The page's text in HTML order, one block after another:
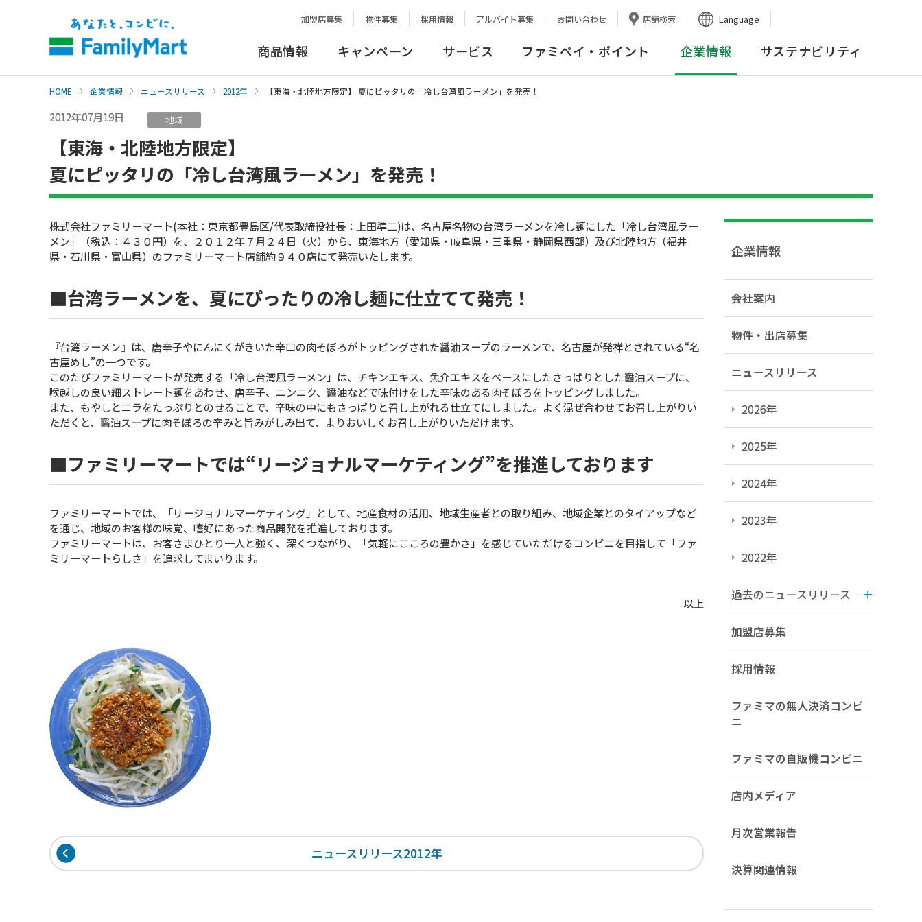
加盟店募集 物件募集 採用情報 アルバイト募集 お問い合わせ 店舗検索 Language
商品情報 キャンペーン サービス ファミペイ・ポイント 企業情報 サステナビリティ
HOME 企業情報 ニュースリリース 2012年 【東海・北陸地方限定】 夏にピッタリの「冷し台湾風ラーメン」を発売！
2012年07月19日 地域
【東海・北陸地方限定】
夏にピッタリの「冷し台湾風ラーメン」を発売！
株式会社ファミリーマート(本社：東京都豊島区/代表取締役社長：上田準二)は、名古屋名物の台湾ラーメンを冷し麺にした「冷し台湾風ラー
メン」（税込：４３０円）を、２０１２年７月２４日（火）から、東海地方（愛知県・岐阜県・三重県・静岡県西部）及び北陸地方（福井
県・石川県・富山県）のファミリーマート店舗約９４０店にて発売いたします。
■台湾ラーメンを、夏にぴったりの冷し麺に仕立てて発売！
『台湾ラーメン』は、唐辛子やにんにくがきいた辛口の肉そぼろがトッピングされた醤油スープのラーメンで、名古屋が発祥とされている“名
古屋めし”の一つです。
このたびファミリーマートが発売する「冷し台湾風ラーメン」は、チキンエキス、魚介エキスをベースにしたさっぱりとした醤油スープに、
喉越しの良い細ストレート麺をあわせ、唐辛子、ニンニク、醤油などで味付けをした辛味のある肉そぼろをトッピングしました。
また、もやしとニラをたっぷりとのせることで、辛味の中にもさっぱりと召し上がれる仕立てにしました。よく混ぜ合わせてお召し上がりい
ただくと、醤油スープに肉そぼろの辛みと旨みがしみ出て、よりおいしくお召し上がりいただけます。
■ファミリーマートでは“リージョナルマーケティング”を推進しております
ファミリーマートでは、「リージョナルマーケティング」として、地産食材の活用、地域生産者との取り組み、地域企業とのタイアップなど
を通じ、地域のお客様の味覚、嗜好にあった商品開発を推進しております。
ファミリーマートは、お客さまひとり一人と強く、深くつながり、「気軽にこころの豊かさ」を感じていただけるコンビニを目指して「ファ
ミリーマートらしさ」を追求してまいります。
以上
ニュースリリース2012年
企業情報
会社案内
物件・出店募集
ニュースリリース
2026年
2025年
2024年
2023年
2022年
過去のニュースリリース
加盟店募集
採用情報
ファミマの無人決済コンビ
ニ
ファミマの自販機コンビニ
店内メディア
月次営業報告
決算関連情報